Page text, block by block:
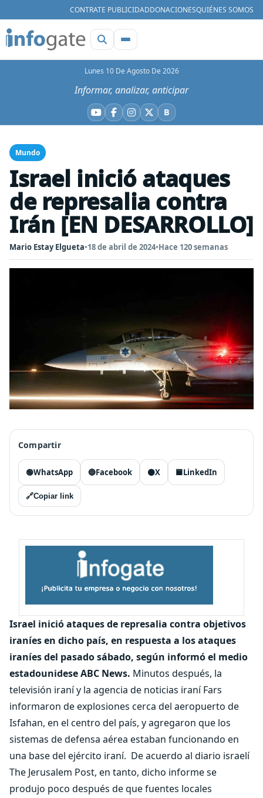
CONTRATE PUBLICIDADDONACIONESQUIÉNES SOMOS
Lunes 10 De Agosto De 2026
Informar, analizar, anticipar
YouTube
Facebook
Instagram
X BBluesky
Mundo
Israel inició ataques
de represalia contra
Irán [EN DESARROLLO]
Mario Estay Elgueta•18 de abril de 2024•Hace 120 semanas
Compartir
🟢WhatsApp 🔵Facebook ⚫X 🟦LinkedIn
🔗Copiar link
Israel inició ataques de represalia contra objetivos
iraníes en dicho país, en respuesta a los ataques
iraníes del pasado sábado, según informó el medio
estadounidese ABC News. Minutos después, la
televisión iraní y la agencia de noticias iraní Fars
informaron de explosiones cerca del aeropuerto de
Isfahan, en el centro del país, y agregaron que los
sistemas de defensa aérea estaban funcionando en
una base del ejército iraní. De acuerdo al diario israelí
The Jerusalem Post, en tanto, dicho informe se
produjo poco después de que fuentes locales